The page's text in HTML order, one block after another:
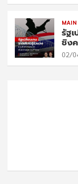
MAIN
รัฐ
ชิง
02/